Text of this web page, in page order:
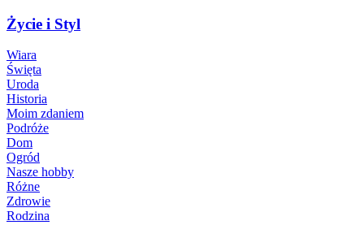
Życie i Styl
Wiara
Święta
Uroda
Historia
Moim zdaniem
Podróże
Dom
Ogród
Nasze hobby
Różne
Zdrowie
Rodzina